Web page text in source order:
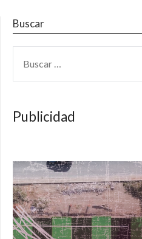
Buscar
Publicidad